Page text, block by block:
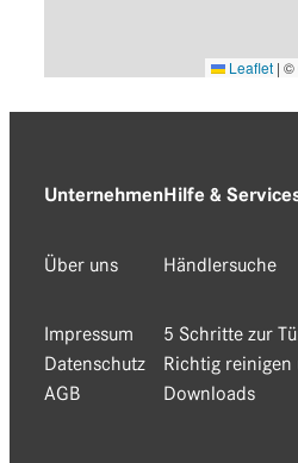
Leaflet | ©
Unternehmen
Über uns
Impressum
Datenschutz
AGB
Hilfe &
Händlersuche
5 Schritte zur
Richtig reinigen
Downloads